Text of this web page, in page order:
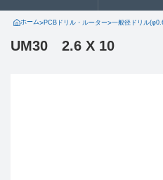
製品に関するお問
ホーム>PCBドリル・ルーター>一般径ドリル
UM30 2.6 X 10